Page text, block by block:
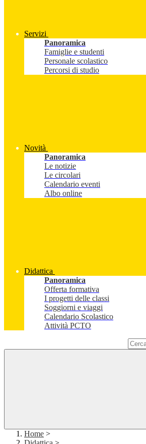
Servizi
Panoramica
Famiglie e studenti
Personale scolastico
Percorsi di studio
Novità
Panoramica
Le notizie
Le circolari
Calendario eventi
Albo online
Didattica
Panoramica
Offerta formativa
I progetti delle classi
Soggiorni e viaggi
Calendario Scolastico
Attività PCTO
Home >